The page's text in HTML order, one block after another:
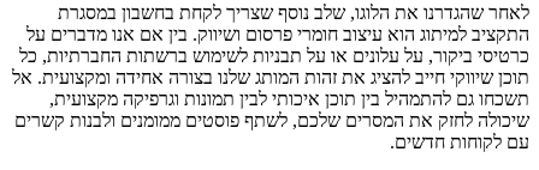
לאחר שהגדרנו את הלוגו, שלב נוסף שצריך לקחת בחשבון במסגרת
התקציב למיתוג הוא עיצוב חומרי פרסום ושיווק. בין אם אנו מדברים על
כרטיסי ביקור, על עלונים או על תבניות לשימוש ברשתות החברתיות, כל
תוכן שיווקי חייב להציג את זהות המותג שלנו בצורה אחידה ומקצועית. אל
תשכחו גם להתמהיל בין תוכן איכותי לבין תמונות וגרפיקה מקצועית,
שיכולה לחזק את המסרים שלכם, לשתף פוסטים ממומנים ולבנות קשרים
עם לקוחות חדשים.